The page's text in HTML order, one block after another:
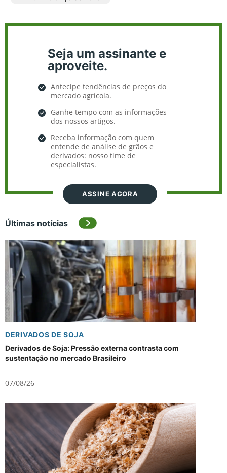
Seja um assinante e
aproveite.
Antecipe tendências de preços do
mercado agrícola.
Ganhe tempo com as informações
dos nossos artigos.
Receba informação com quem
entende de análise de grãos e
derivados: nosso time de
especialistas.
ASSINE AGORA
Últimas notícias
DERIVADOS DE SOJA
Derivados de Soja: Pressão externa contrasta com
sustentação no mercado Brasileiro
07/08/26